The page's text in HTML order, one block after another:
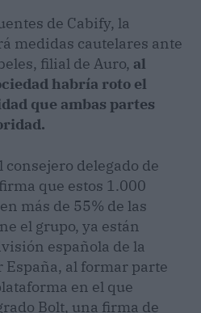
de Cabify, la
medidas cautelares ante
filial de Auro, al
habría roto el
que ambas partes
delegado de
que estos 1.000
más de 55% de las
el grupo, ya están
española de la
al formar parte
en el que
Bolt, una firma de